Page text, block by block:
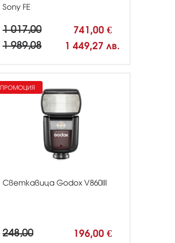
Sony FE
1 017,00 741,00 €
1 989,08 1 449,27 лв.
Светкавица Godox V860III
248,00 196,00 €
ПРОМОЦИЯ